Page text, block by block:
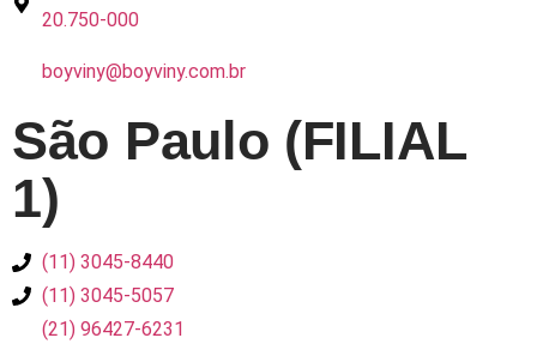
20.750-000
boyviny@boyviny.com.br
São Paulo (FILIAL
1)
(11) 3045-8440
(11) 3045-5057
(21) 96427-6231